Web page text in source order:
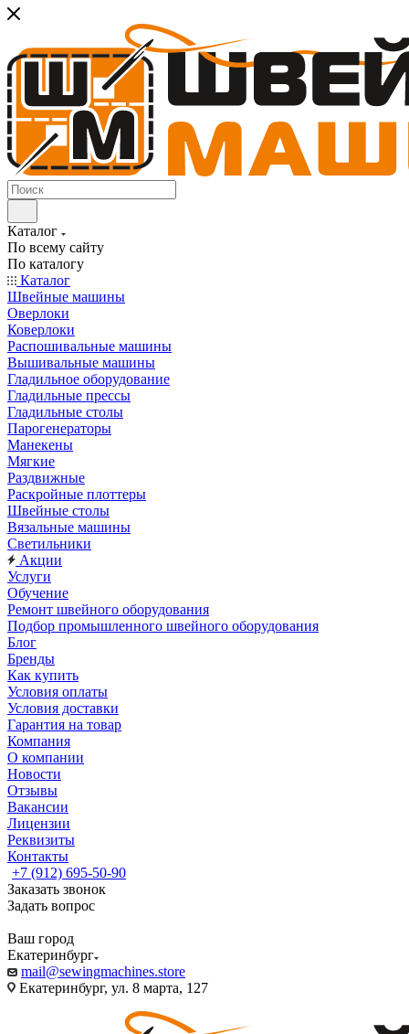
Каталог
По всему сайту
По каталогу
Каталог
Швейные машины
Оверлоки
Коверлоки
Распошивальные машины
Вышивальные машины
Гладильное оборудование
Гладильные прессы
Гладильные столы
Парогенераторы
Манекены
Мягкие
Раздвижные
Раскройные плоттеры
Швейные столы
Вязальные машины
Светильники
Акции
Услуги
Обучение
Ремонт швейного оборудования
Подбор промышленного швейного оборудования
Блог
Бренды
Как купить
Условия оплаты
Условия доставки
Гарантия на товар
Компания
О компании
Новости
Отзывы
Вакансии
Лицензии
Реквизиты
Контакты
+7 (912) 695-50-90
Заказать звонок
Задать вопрос
Ваш город
Екатеринбург
mail@sewingmachines.store
Екатеринбург, ул. 8 марта, 127